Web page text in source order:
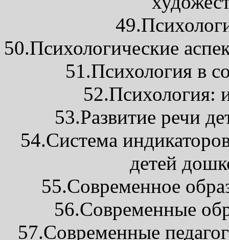
50.Психологические
51.Психология в
52.Психология:
53.Развитие речи
54.Система
детей
55.Современное
56.Современные
57.Современные